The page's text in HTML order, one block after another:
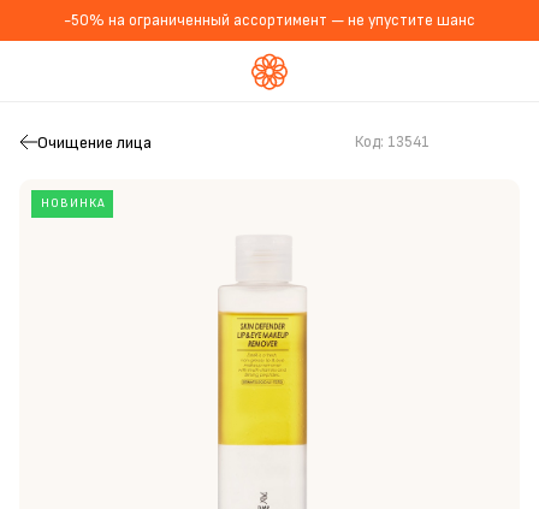
-50% на ограниченный ассортимент — не упустите шанс
Очищение лица
НОВИНКА
Код: 13541